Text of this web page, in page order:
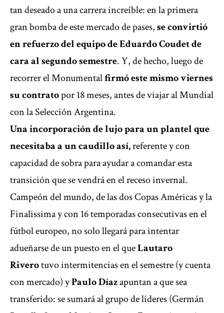
tan deseado a una carrera increíble: en la primera
gran bomba de este mercado de pases,se convirtió
en refuerzo del equipo de Eduardo Coudet de
cara al segundo semestre. Y, de hecho, luego de
recorrer el Monumentalfirmó este mismo viernes
su contratopor 18 meses, antes de viajar al Mundial
con la Selección Argentina.
Una incorporación de lujo para un plantel que
necesitaba a un caudillo así,referente y con
capacidad de sobra para ayudar a comandar esta
transición que se vendrá en el receso invernal.
Campeón del mundo, de las dos Copas Américas y la
Finalissima y con 16 temporadas consecutivas en el
fútbol europeo, no solo llegará para intentar
adueñarse de un puesto en el queLautaro
Riverotuvo intermitencias en el semestre (y cuenta
con mercado) yPaulo Díazapuntan a que sea
transferido: se sumará al grupo de líderes (Germán